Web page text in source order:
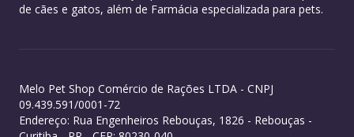
de cães e gatos, além de Farmácia especializada para pets.
Melo Pet Shop Comércio de Rações LTDA - CNPJ
09.439.591/0001-72
Endereço: Rua Engenheiros Rebouças, 1826 - Rebouças -